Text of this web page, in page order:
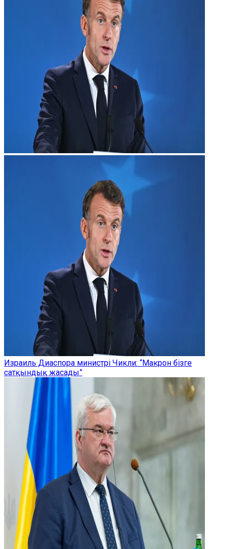
Израиль Диаспора министрі Чикли: “Макрон бізге
сатқындық жасады”